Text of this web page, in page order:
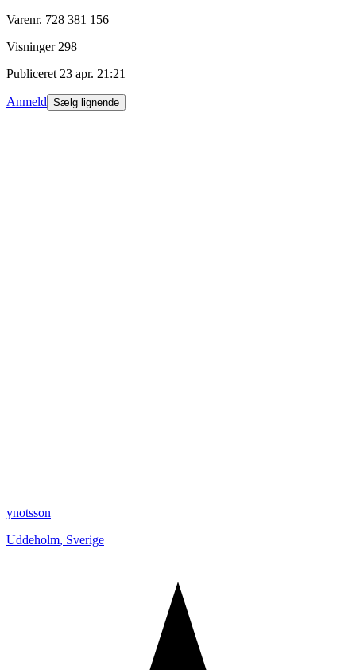
Varenr. 728 381 156
Visninger 298
Publiceret 23 apr. 21:21
Anmeld Sælg lignende
ynotsson
Uddeholm, Sverige